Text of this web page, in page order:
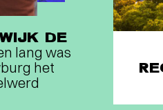
DE
lang was
het